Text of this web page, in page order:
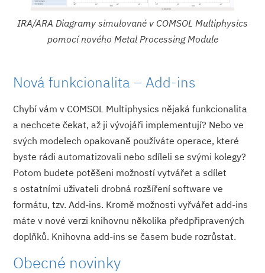
IRA/ARA Diagramy simulované v COMSOL Multiphysics
pomocí nového Metal Processing Module
Nová funkcionalita – Add-ins
Chybí vám v COMSOL Multiphysics nějaká funkcionalita
a nechcete čekat, až ji vývojáři implementují? Nebo ve
svých modelech opakovaně používáte operace, které
byste rádi automatizovali nebo sdíleli se svými kolegy?
Potom budete potěšeni možností vytvářet a sdílet
s ostatními uživateli drobná rozšíření software ve
formátu, tzv. Add-ins. Kromě možnosti vyřvářet add-ins
máte v nové verzi knihovnu několika předpřipravených
doplňků. Knihovna add-ins se časem bude rozrůstat.
Obecné novinky